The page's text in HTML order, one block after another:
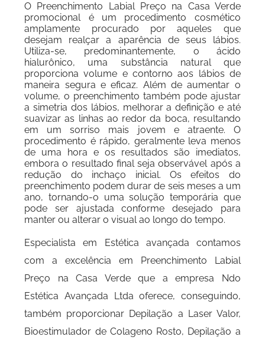
O Preenchimento Labial Preço na Casa Verde
promocional é um procedimento cosmético
amplamente procurado por aqueles que
desejam realçar a aparência de seus lábios.
Utiliza-se, predominantemente, o ácido
hialurônico, uma substância natural que
proporciona volume e contorno aos lábios de
maneira segura e eficaz. Além de aumentar o
volume, o preenchimento também pode ajustar
a simetria dos lábios, melhorar a definição e até
suavizar as linhas ao redor da boca, resultando
em um sorriso mais jovem e atraente. O
procedimento é rápido, geralmente leva menos
de uma hora e os resultados são imediatos,
embora o resultado final seja observável após a
redução do inchaço inicial. Os efeitos do
preenchimento podem durar de seis meses a um
ano, tornando-o uma solução temporária que
pode ser ajustada conforme desejado para
manter ou alterar o visual ao longo do tempo.
Especialista em Estética avançada contamos
com a excelência em Preenchimento Labial
Preço na Casa Verde que a empresa Ndo
Estética Avançada Ltda oferece, conseguindo,
também proporcionar Depilação a Laser Valor,
Bioestimulador de Colageno Rosto, Depilação a